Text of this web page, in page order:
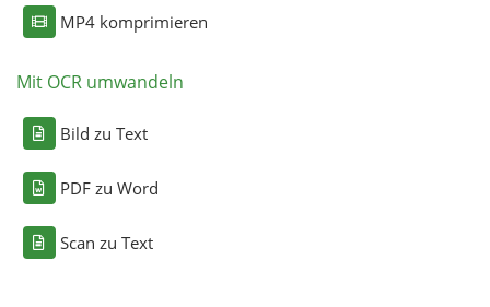
MP4 komprimieren
Mit OCR umwandeln
Bild zu Text
PDF zu Word
Scan zu Text